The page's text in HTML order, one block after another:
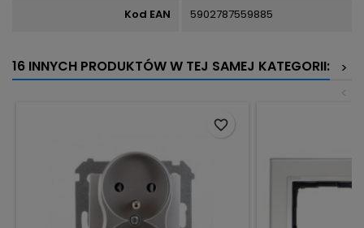
Kod EAN 5902787559885
16 INNYCH PRODUKTÓW W TEJ SAMEJ KATEGORII:
>
<
favorite_border